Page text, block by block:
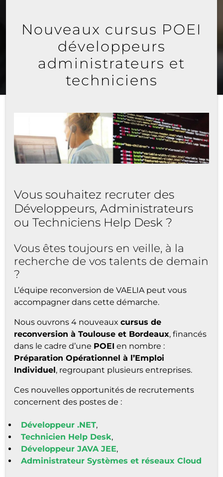
Nouveaux cursus POEI
développeurs
administrateurs et
techniciens
Vous souhaitez recruter des
Développeurs, Administrateurs
ou Techniciens Help Desk ?
Vous êtes toujours en veille, à la
recherche de vos talents de demain
?
L’équipe reconversion de VAELIA peut vous
accompagner dans cette démarche.
Nous ouvrons 4 nouveaux cursus de
reconversion à Toulouse et Bordeaux, financés
dans le cadre d’une POEI en nombre :
Préparation Opérationnel à l’Emploi
Individuel, regroupant plusieurs entreprises.
Ces nouvelles opportunités de recrutements
concernent des postes de :
Développeur .NET,
Technicien Help Desk,
Développeur JAVA JEE,
Administrateur Systèmes et réseaux Cloud